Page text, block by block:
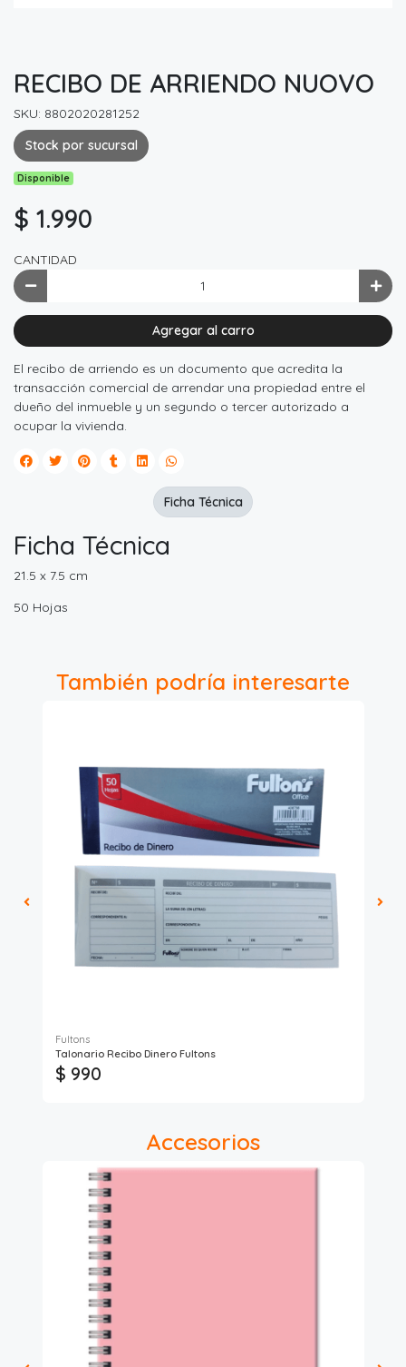
RECIBO DE ARRIENDO NUOVO
SKU: 8802020281252
Stock por sucursal
Disponible
$ 1.990
CANTIDAD
Agregar al carro
El recibo de arriendo es un documento que acredita la
transacción comercial de arrendar una propiedad entre el
dueño del inmueble y un segundo o tercer autorizado a
ocupar la vivienda.
Ficha Técnica
21.5 x 7.5 cm
50 Hojas
Ficha Técnica
También podría interesarte
Fultons
Talonario Recibo Dinero Fultons
$ 990
Accesorios